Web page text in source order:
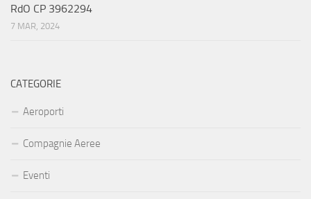
RdO CP 3962294
7 MAR, 2024
CATEGORIE
Aeroporti
Compagnie Aeree
Eventi